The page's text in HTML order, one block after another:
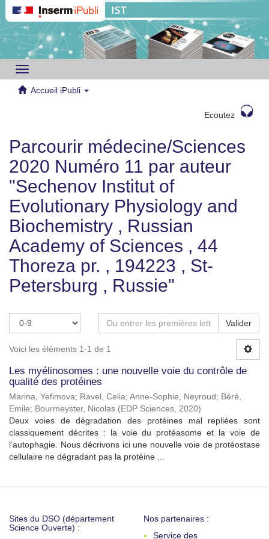
Toggle
navigation
Accueil iPubli
Ecoutez
Parcourir médecine/Sciences
2020 Numéro 11 par auteur
"Sechenov Institut of
Evolutionary Physiology and
Biochemistry , Russian
Academy of Sciences , 44
Thoreza pr. , 194223 , St-
Petersburg , Russie"
Valider
Voici les éléments 1-1 de 1
Les myélinosomes : une nouvelle voie du contrôle de
qualité des protéines
Marina, Yefimova; Ravel, Celia; Anne-Sophie, Neyroud ; Béré,
Emile; Bourmeyster, Nicolas (EDP Sciences, 2020)
Deux voies de dégradation des protéines mal repliées sont
classiquement décrites : la voie du protéasome et la voie de
l’autophagie. Nous décrivons ici une nouvelle voie de protéostase
cellulaire ne dégradant pas la protéine ...
Sites du DSO (département
Science Ouverte) :
Nos partenaires :
Service des